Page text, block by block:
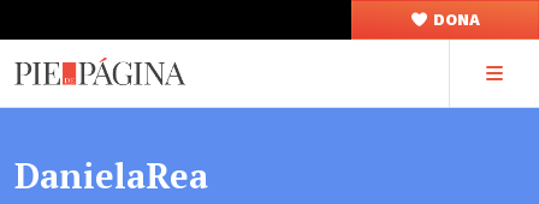
DONA
DanielaRea